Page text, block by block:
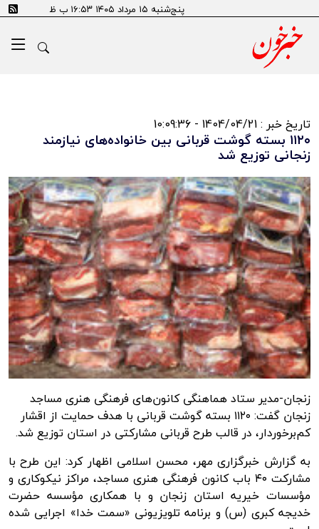
پنج‌شنبه ۱۵ مرداد ۱۴۰۵ ۱۶:۵۳ ب ظ
تاریخ خبر : 1404/04/21 - 10:09:36
۱۱۲۰ بسته گوشت قربانی بین خانواده‌های نیازمند
زنجانی توزیع شد
زنجان-مدیر ستاد هماهنگی کانون‌های فرهنگی هنری مساجد
زنجان گفت: ۱۱۲۰ بسته گوشت قربانی با هدف حمایت از اقشار
کم‌برخوردار، در قالب طرح قربانی مشارکتی در استان توزیع شد.
به گزارش خبرگزاری مهر، محسن اسلامی اظهار کرد: این طرح با
مشارکت ۴۰ باب کانون فرهنگی هنری مساجد، مراکز نیکوکاری و
مؤسسات خیریه استان زنجان و با همکاری مؤسسه حضرت
خدیجه کبری (س) و برنامه تلویزیونی «سمت خدا» اجرایی شده